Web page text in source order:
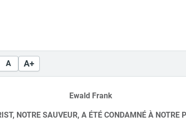
A A+
Ewald Frank
NOTRE SAUVEUR, A ÉTÉ CONDAMNÉ À NOTRE